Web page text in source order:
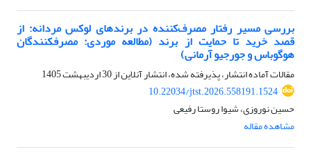
بررسی مسیر رفتار مصرف‌کننده در برندهای لوکس مردانه: از
قصد خرید تا حمایت از برند (مطالعه موردی: مصرفکنندگان
هوگوباس و جورجیو آرمانی)
مقالات آماده انتشار، پذیرفته شده، انتشار آنلاین از30 اردیبهشت 1405
10.22034/jtst.2026.558191.1524
حسین نوروزی، شیوا روستا رفیعی
مشاهده مقاله